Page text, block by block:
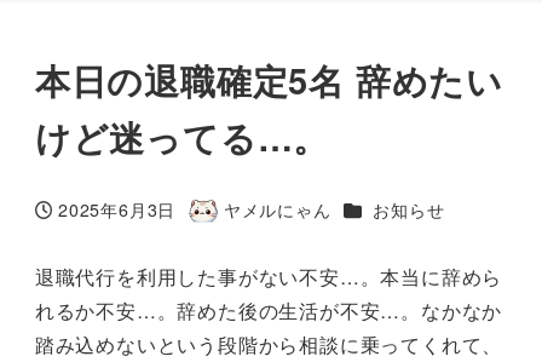
本日の退職確定5名 辞めたい
けど迷ってる…。
投稿日
2025年6月3日
著
ヤメルにゃん カテゴリー
お知らせ
退職代行を利用した事がない不安…。本当に辞めら
れるか不安…。辞めた後の生活が不安…。なかなか
踏み込めないという段階から相談に乗ってくれて、